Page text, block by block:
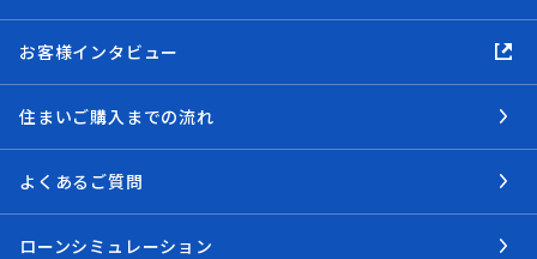
お客様インタビュー
住まいご購入までの流れ
よくあるご質問
ローンシミュレーション